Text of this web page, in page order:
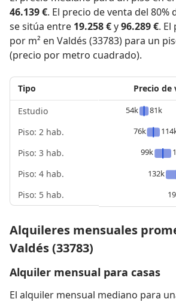
46.139 €. El precio de venta del 80%
se sitúa entre 19.258 €y96.289 €.
por m² en Valdés (33783) para un
(precio por metro cuadrado).
Tipo
Estudio
Piso: 2 hab.
Piso: 3 hab.
Piso: 4 hab.
Piso: 5 hab.
Precio de
54k
81k
76k
99k
132k
Alquileres mensuales
Valdés (33783)
Alquiler mensual para casas
El alquiler mensual mediano para